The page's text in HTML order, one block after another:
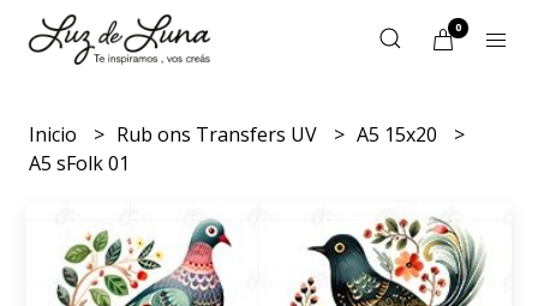
0
Inicio Rub ons Transfers UV
A5 15x20
A5 sFolk 01